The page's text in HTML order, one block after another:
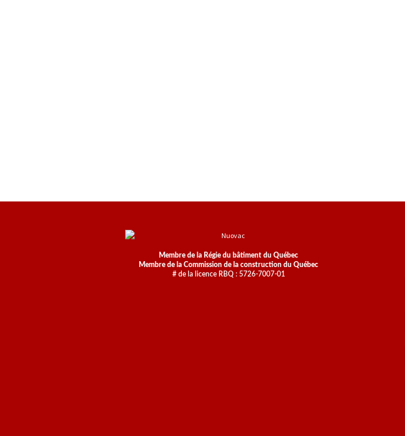
Membre de la Régie du bâtiment du Québec
Membre de la Commission de la construction du Québec
# de la licence RBQ : 5726-7007-01